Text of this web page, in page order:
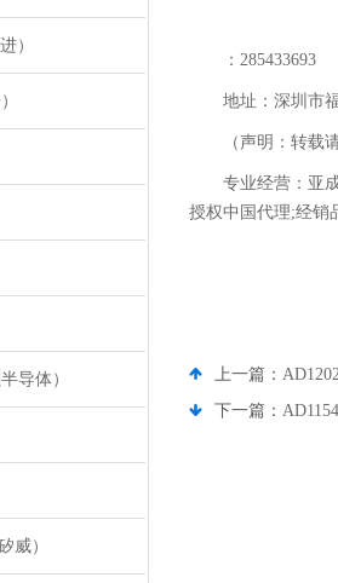
）
导体）
威）
： 285433693
地址：深圳市
（声明：转载
专业经营：亚
授权中国代理;经销
上一篇：
下一篇：